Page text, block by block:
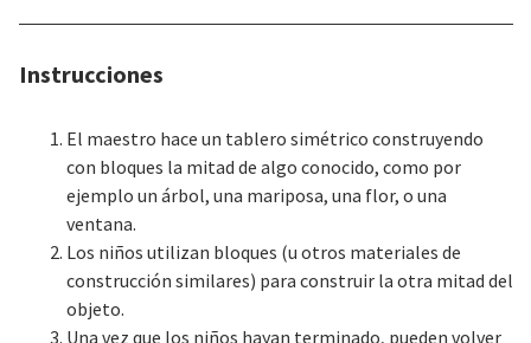
Instrucciones
El maestro hace un tablero simétrico construyendo
con bloques la mitad de algo conocido, como por
ejemplo un árbol, una mariposa, una flor, o una
ventana.
Los niños utilizan bloques (u otros materiales de
construcción similares) para construir la otra mitad del
objeto.
Una vez que los niños hayan terminado, pueden volver